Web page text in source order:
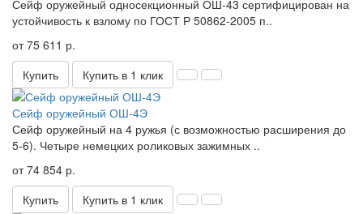
Сейф оружейный односекционный ОШ-43 сертифицирован на
устойчивость к взлому по ГОСТ Р 50862-2005 п..
от 75 611 р.
Купить
Купить в 1 клик
Сейф оружейный ОШ-4Э
Сейф оружейный на 4 ружья (с возможностью расширения до
5-6). Четыре немецких роликовых зажимных ..
от 74 854 р.
Купить
Купить в 1 клик